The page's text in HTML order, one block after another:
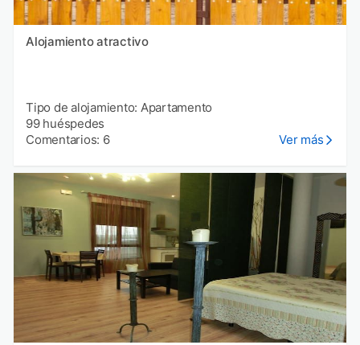
Alojamiento atractivo
Tipo de alojamiento: Apartamento
99 huéspedes
Comentarios: 6
Ver más